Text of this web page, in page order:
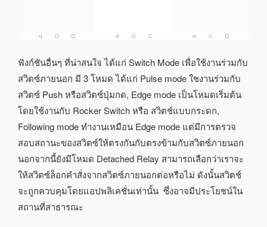
ฟังก์ชันอื่นๆ ที่น่าสนใจ ได้แก่ Switch Mode เพื่อใช้งานร่วมกับ
สวิตซ์ภายนอก มี 3 โหมด ได้แก่ Pulse mode ใชงานร่วมกับ
สวิตซ์ Push หรือสวิตซ์ปุ่มกด, Edge mode เป็นโหมดเริ่มต้น
โดยใช้งานกับ Rocker Switch หรือ สวิตช์แบบกระดก,
Following mode ทำงานเหมือน Edge mode แต่มีการตรวจ
สอบสถานะของสวิตซ์ให้ตรงกันกับตรงข้ามกับสวิตซ์ภายนอก
นอกจากนี้ยังมีโหมด Detached Relay สามารถเลือกว่าเราจะ
ให้สวิตซ์ล็อกคำสั่งจากสวิตซ์ภายนอกต่อหรือไม่ ดังนั้นสวิตช์
จะถูกควบคุมโดยแอปพลิเคชั่นเท่านั้น ซึ่งอาจมีประโยชน์ใน
สถานที่สาธารณะ